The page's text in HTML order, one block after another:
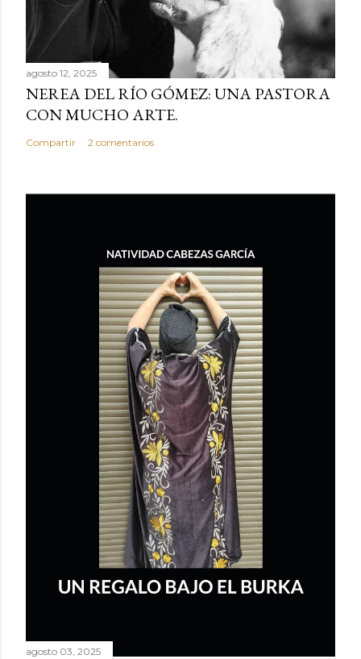
agosto 12, 2025
NEREA DEL RÍO GÓMEZ: UNA PASTORA
CON MUCHO ARTE.
Compartir 2 comentarios
agosto 03, 2025